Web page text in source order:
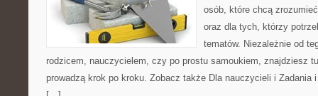
osób, które chcą
oraz dla tych, którzy
tematów. Niezależnie od
rodzicem, nauczycielem, czy po prostu samoukiem, znajdziesz
prowadzą krok po kroku. Zobacz także Dla nauczycieli i Zadania